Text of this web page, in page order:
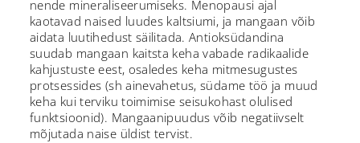
nende mineraliseerumiseks. Menopausi ajal
kaotavad naised luudes kaltsiumi, ja mangaan võib
aidata luutihedust säilitada. Antioksüdandina
suudab mangaan kaitsta keha vabade radikaalide
kahjustuste eest, osaledes keha mitmesugustes
protsessides (sh ainevahetus, südame töö ja muud
keha kui terviku toimimise seisukohast olulised
funktsioonid). Mangaanipuudus võib negatiivselt
mõjutada naise üldist tervist.